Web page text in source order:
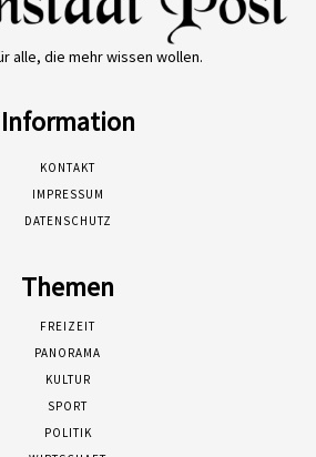
alle, die mehr wissen wollen.
Information
KONTAKT
IMPRESSUM
DATENSCHUTZ
Themen
FREIZEIT
PANORAMA
KULTUR
SPORT
POLITIK